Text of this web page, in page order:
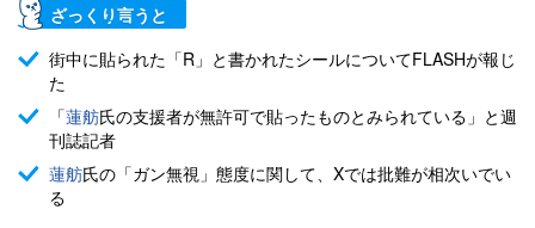
ざっくり言うと
街中に貼られた「R」と書かれたシールについてFLASHが報じ
た
「蓮舫氏の支援者が無許可で貼ったものとみられている」と週
刊誌記者
蓮舫氏の「ガン無視」態度に関して、Xでは批難が相次いでい
る